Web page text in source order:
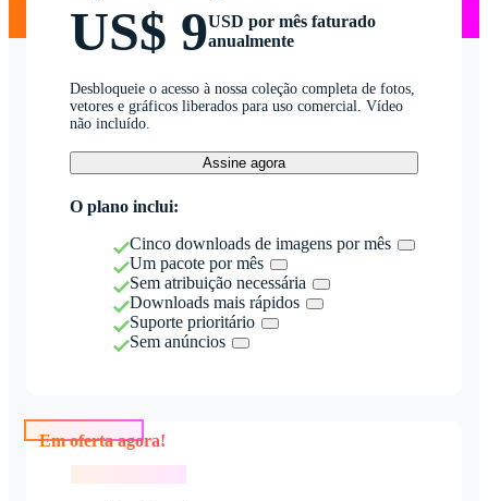
US$ 9USD por mês faturado
anualmente
Desbloqueie o acesso à nossa coleção completa de fotos,
vetores e gráficos liberados para uso comercial. Vídeo
não incluído.
Assine agora
O plano inclui:
Cinco downloads de imagens por mês
Um pacote por mês
Sem atribuição necessária
Downloads mais rápidos
Suporte prioritário
Sem anúncios